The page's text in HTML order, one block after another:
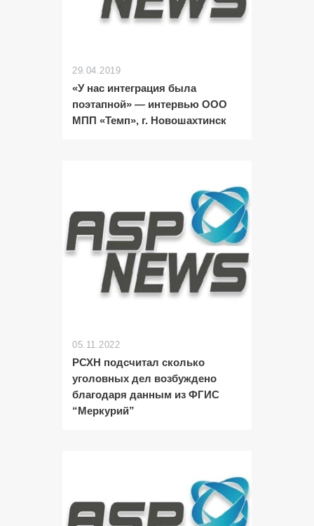
29.04.2019
«У нас интеграция была
поэтапной» — интервью ООО
МПП «Темп», г. Новошахтинск
05.11.2022
РСХН подсчитал сколько
уголовных дел возбуждено
благодаря данным из ФГИС
“Меркурий”